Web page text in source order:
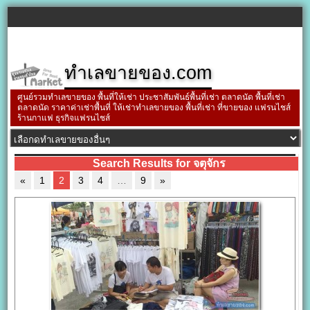
ทำเลขายของ.com
ศูนย์รวมทำเลขายของ พื้นที่ให้เช่า ประชาสัมพันธ์พื้นที่เช่า ตลาดนัด พื้นที่เช่า
ตลาดนัด ราคาค่าเช่าพื้นที่ ให้เช่าทำเลขายของ พื้นที่เช่า ที่ขายของ แฟรนไชส์
ร้านกาแฟ ธุรกิจแฟรนไชส์
Search Results for จตุจักร
« 1 2 3 4 9 »